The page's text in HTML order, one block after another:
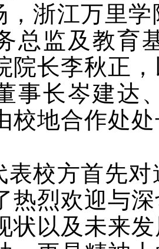
，浙江万里
总监及教育
院长李秋正
事长岑建达
校地合作处
表校方首先
热烈欢迎与
状以及未来